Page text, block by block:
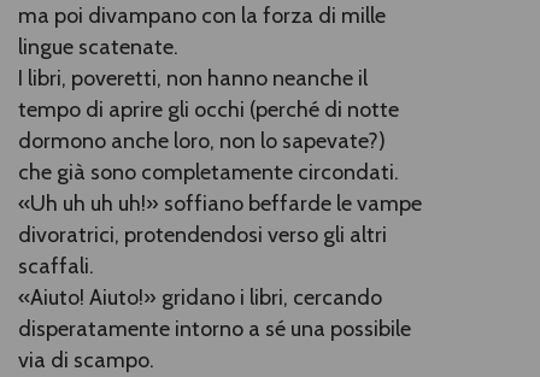
ma poi divampano con la forza di mille
lingue scatenate.
I libri, poveretti, non hanno neanche il
tempo di aprire gli occhi (perché di notte
dormono anche loro, non lo sapevate?)
che già sono completamente circondati.
«Uh uh uh uh!» soffiano beffarde le vampe
divoratrici, protendendosi verso gli altri
scaffali.
«Aiuto! Aiuto!» gridano i libri, cercando
disperatamente intorno a sé una possibile
via di scampo.